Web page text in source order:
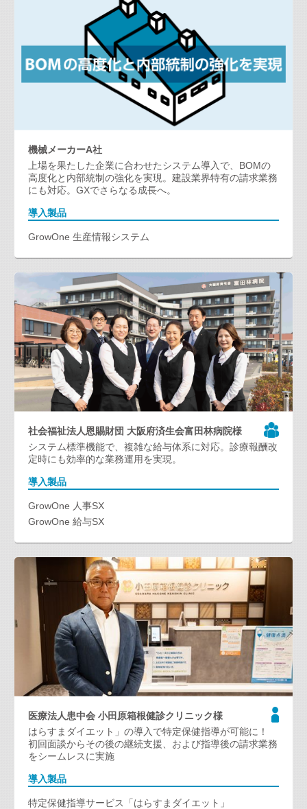
機械メーカーA社
上場を果たした企業に合わせたシステム導入で、BOMの
高度化と内部統制の強化を実現。建設業界特有の請求業務
にも対応。GXでさらなる成長へ。
導入製品
GrowOne 生産情報システム
社会福祉法人恩賜財団 大阪府済生会富田林病院様
システム標準機能で、複雑な給与体系に対応。診療報酬改
定時にも効率的な業務運用を実現。
導入製品
GrowOne 人事SX
GrowOne 給与SX
医療法人患中会 小田原箱根健診クリニック様
はらすまダイエット」の導入で特定保健指導が可能に！
初回面談からその後の継続支援、および指導後の請求業務
をシームレスに実施
導入製品
特定保健指導サービス「はらすまダイエット」